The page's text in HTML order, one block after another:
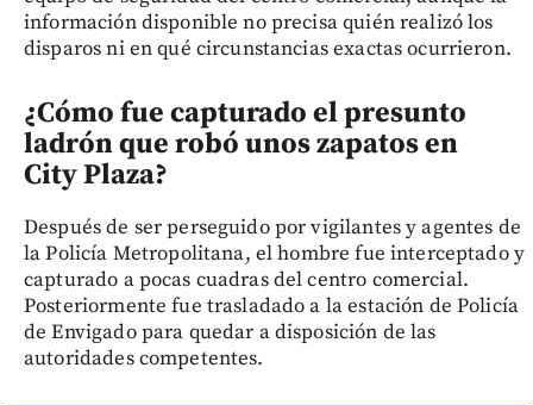
información disponible no precisa quién realizó los
disparos ni en qué circunstancias exactas ocurrieron.
¿Cómo fue capturado el presunto
ladrón que robó unos zapatos en
City Plaza?
Después de ser perseguido por vigilantes y agentes de
la Policía Metropolitana, el hombre fue interceptado y
capturado a pocas cuadras del centro comercial.
Posteriormente fue trasladado a la estación de Policía
de Envigado para quedar a disposición de las
autoridades competentes.